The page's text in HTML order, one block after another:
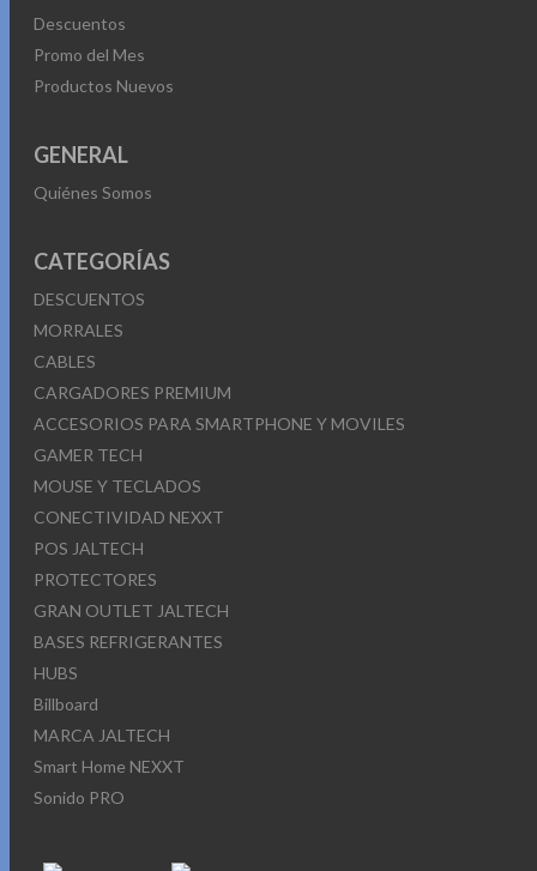
Descuentos
Promo del Mes
Productos Nuevos
GENERAL
Quiénes Somos
CATEGORÍAS
DESCUENTOS
MORRALES
CABLES
CARGADORES PREMIUM
ACCESORIOS PARA SMARTPHONE Y MOVILES
GAMER TECH
MOUSE Y TECLADOS
CONECTIVIDAD NEXXT
POS JALTECH
PROTECTORES
GRAN OUTLET JALTECH
BASES REFRIGERANTES
HUBS
Billboard
MARCA JALTECH
Smart Home NEXXT
Sonido PRO